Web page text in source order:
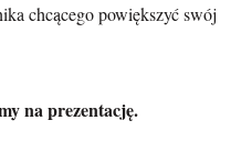
chcącego powiększyć swój
na prezentację.